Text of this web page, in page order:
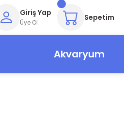
Giriş Yap
Üye Ol
Sepetim
Akvaryum